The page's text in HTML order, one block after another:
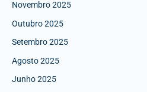
Novembro 2025
Outubro 2025
Setembro 2025
Agosto 2025
Junho 2025